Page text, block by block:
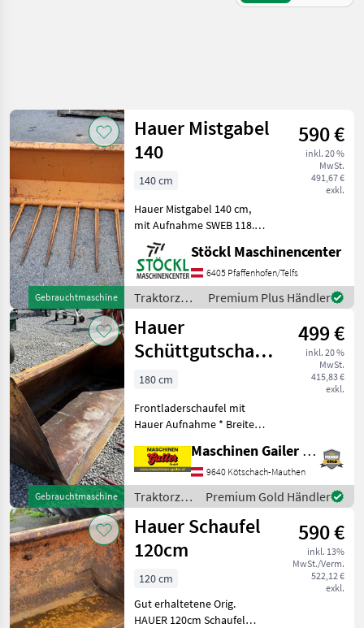
Kategorie 4 Land Filter
AKTUELLER
PFAD
Landtechnik
Traktorzubehoer
Frontlader
Anbaugeraete
KATEGORIE
WÄHLEN
Stekro
Fliegl
Alö
Stoll
Quicke
Alle 37
anzeigen
Zurücksetzen
104
anzeigen
Gebrauchtmaschine
Hauer Mistgabel
140
590 €
inkl. 20 %
MwSt.
491,67 €
exkl.
140 cm
Hauer Mistgabel 140 cm,
mit Aufnahme SWEB 118.
(a). Traktorzubehör
Frontlader-Anbaugeräte
Stöckl Maschinencenter
6405 Pfaffenhofen/Telfs
Traktorzubehör
/ Hauer
Premium Plus Händler
Gebrauchtmaschine
Hauer
Schüttgutschaufel
220 cm
499 €
inkl. 20 %
MwSt.
415,83 €
exkl.
180 cm
Frontladerschaufel mit
Hauer Aufnahme * Breite
* Tiefe ca. 95 cm Kommen
Sie vorbei und überzeugen
Sie sich von unseren
umfangreic
Maschinen Gailer GmbH
9640 Kötschach-Mauthen
Traktorzubehör
/ Hauer
Premium Gold Händler
Hauer Schaufel
120cm
590 €
inkl. 13%
MwSt./Verm.
522,12 €
exkl.
120 cm
Gut erhaltetene Orig.
HAUER 120cm Schaufel